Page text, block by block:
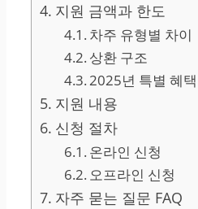
지원 금액과 한도
차주 유형별 차이
상환 구조
2025년 특별 혜택
지원 내용
신청 절차
온라인 신청
오프라인 신청
자주 묻는 질문 FAQ